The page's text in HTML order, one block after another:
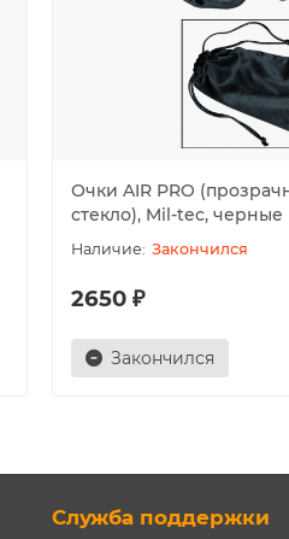
Очки AIR PRO
стекло), Mil-tec, черные
Закончился
2650 ₽
Закончился
Служба поддержки